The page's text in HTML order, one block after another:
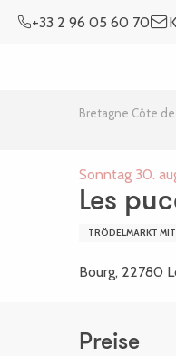
+33 2 96 05 60 70
Bretagne Côte
Sonntag 30.
Les
TRÖDELMARKT
Bourg, 22780
Preise